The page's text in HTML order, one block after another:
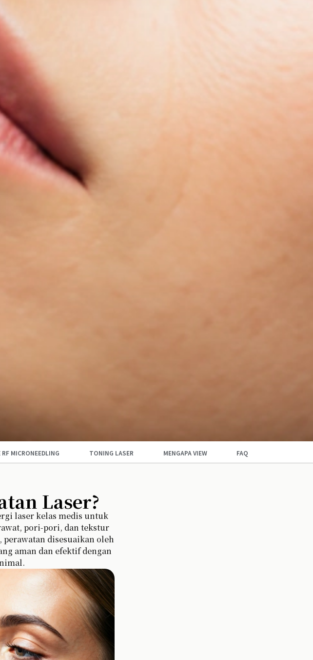
RF MICRONEEDLING TONING LASER MENGAPA VIEW FAQ
Laser?
laser kelas medis untuk
pori-pori, dan tekstur
perawatan disesuaikan oleh
aman dan efektif dengan